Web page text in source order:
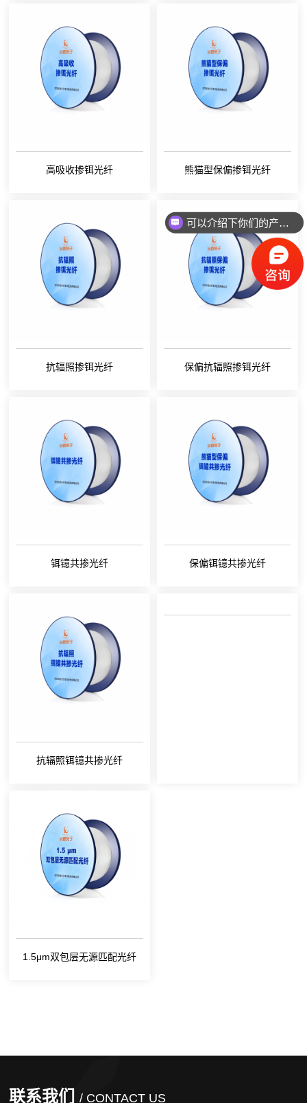
高吸收掺铒光纤 熊猫型保偏掺铒光纤
抗辐照掺铒光纤 保偏抗辐照掺铒光纤
铒镱共掺光纤 保偏铒镱共掺光纤
抗辐照铒镱共掺光纤
1.5μm双包层无源匹配光纤
联系我们/ CONTACT US
可以介绍下你们的产品么
欢迎来到本网站，请问有什么可以帮您？